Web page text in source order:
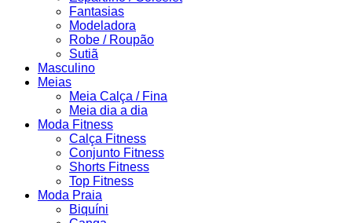
Fantasias
Modeladora
Robe / Roupão
Sutiã
Masculino
Meias
Meia Calça / Fina
Meia dia a dia
Moda Fitness
Calça Fitness
Conjunto Fitness
Shorts Fitness
Top Fitness
Moda Praia
Biquíni